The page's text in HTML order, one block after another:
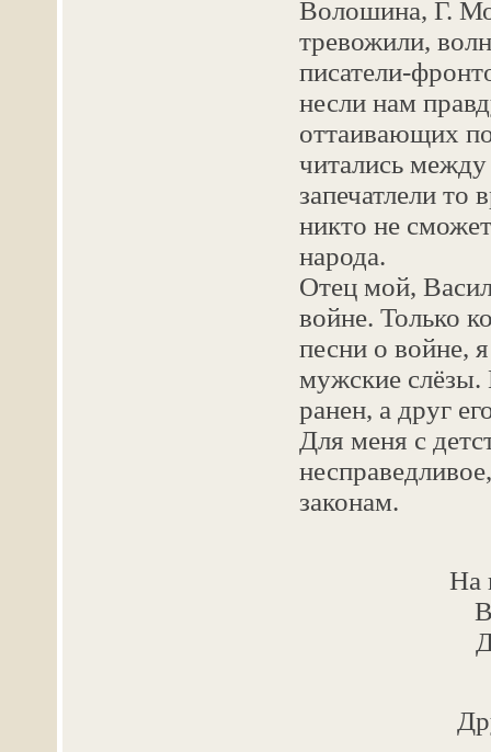
Волошина, Г.
тревожили,
писатели-
несли нам
оттаивающих
читались
запечатлели то
никто не
народа.
Отец мой,
войне. Только
песни о войне,
мужские
ранен, а друг
Для меня с
законам.
На